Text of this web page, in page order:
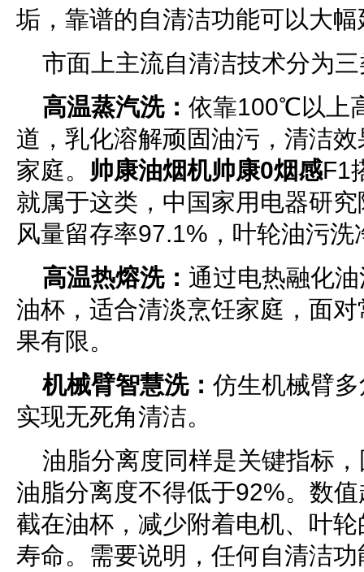
垢，靠谱的自清洁功能可以大
市面上主流自清洁技术分为
高温蒸汽洗： 依靠100℃以上
道，乳化溶解顽固油污，清洁
家庭。 帅康油烟机帅康0烟感F1
就属于这类，中国家用电器研
风量留存率97.1%，叶轮油污洗
高温热熔洗： 通过电热融化
油杯，适合清淡烹饪家庭，面
果有限。
机械臂智慧洗： 仿生机械臂
实现无死角清洁。
油脂分离度同样是关键指标
油脂分离度不得低于92%。数
截在油杯，减少附着电机、叶
寿命。需要说明，任何自清洁